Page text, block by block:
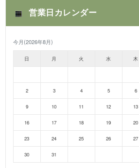
営業日カレンダー
今月(2026年8月)
日 月 火 水 木
2 3 4 5 6
9 10 11 12 13
16 17 18 19 20
23 24 25 26 27
30 31